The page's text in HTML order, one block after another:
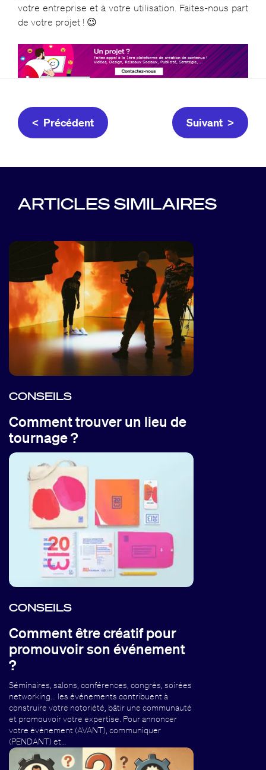
votre entreprise et à votre utilisation. Faites-nous part
de votre projet ! 😉
< Précédent Suivant >
ARTICLES SIMILAIRES
CONSEILS
Comment trouver un lieu de
tournage ?
CONSEILS
Comment être créatif pour
promouvoir son événement
?
Séminaires, salons, conférences, congrès, soirées
networking... les événements contribuent à
construire votre notoriété, bâtir une communauté
et promouvoir votre expertise. Pour annoncer
votre événement (AVANT), communiquer
(PENDANT) et…